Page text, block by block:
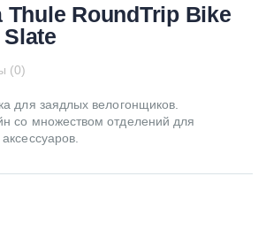
RoundTrip Bike
(0)
для заядлых велогонщиков.
со множеством отделений для